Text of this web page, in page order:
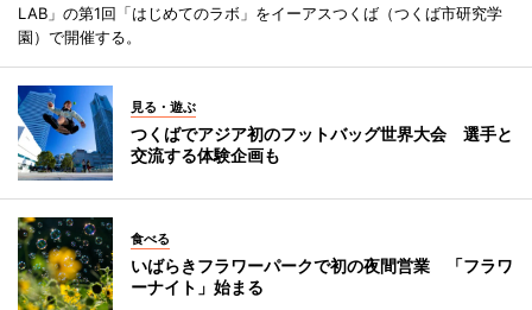
LAB」の第1回「はじめてのラボ」をイーアスつくば（つくば市研究学
園）で開催する。
見る・遊ぶ
つくばでアジア初のフットバッグ世界大会 選手と
交流する体験企画も
食べる
いばらきフラワーパークで初の夜間営業 「フラワ
ーナイト」始まる